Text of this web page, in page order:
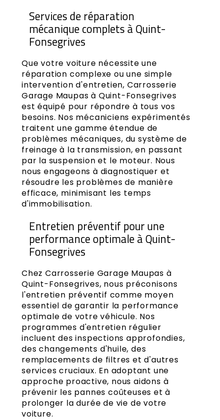
Services de réparation
mécanique complets à Quint-
Fonsegrives
Que votre voiture nécessite une
réparation complexe ou une simple
intervention d'entretien, Carrosserie
Garage Maupas à Quint-Fonsegrives
est équipé pour répondre à tous vos
besoins. Nos mécaniciens expérimentés
traitent une gamme étendue de
problèmes mécaniques, du système de
freinage à la transmission, en passant
par la suspension et le moteur. Nous
nous engageons à diagnostiquer et
résoudre les problèmes de manière
efficace, minimisant les temps
d'immobilisation.
Entretien préventif pour une
performance optimale à Quint-
Fonsegrives
Chez Carrosserie Garage Maupas à
Quint-Fonsegrives, nous préconisons
l'entretien préventif comme moyen
essentiel de garantir la performance
optimale de votre véhicule. Nos
programmes d'entretien régulier
incluent des inspections approfondies,
des changements d'huile, des
remplacements de filtres et d'autres
services cruciaux. En adoptant une
approche proactive, nous aidons à
prévenir les pannes coûteuses et à
prolonger la durée de vie de votre
voiture.